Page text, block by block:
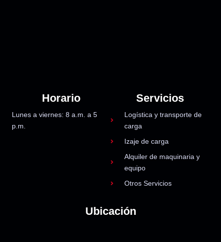
Horario
Lunes a viernes: 8 a.m. a 5
p.m.
Servicios
Logística y transporte de
carga
Izaje de carga
Alquiler de maquinaria y
equipo
Otros Servicios
Ubicación